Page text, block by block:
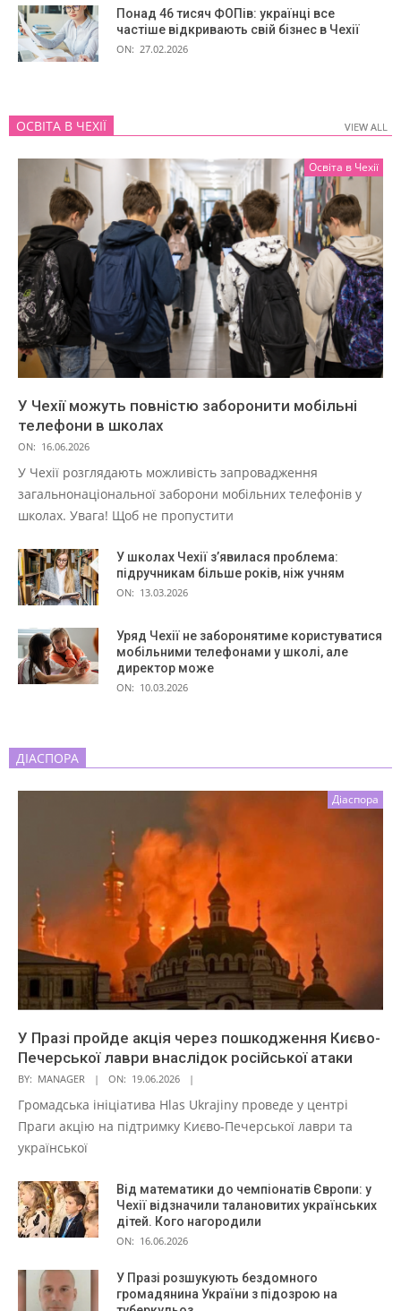
Понад 46 тисяч ФОПів: українці все
частіше відкривають свій бізнес в Чехії
ON: 27.02.2026
ОСВІТА В ЧЕХІЇ VIEW ALL
Освіта в Чехії
У Чехії можуть повністю заборонити мобільні
телефони в школах
ON: 16.06.2026
У Чехії розглядають можливість запровадження
загальнонаціональної заборони мобільних телефонів у
школах. Увага! Щоб не пропустити
У школах Чехії з’явилася проблема:
підручникам більше років, ніж учням
ON: 13.03.2026
Уряд Чехії не заборонятиме користуватися
мобільними телефонами у школі, але
директор може
ON: 10.03.2026
VIEW ALL
ДІАСПОРА
Діаспора
У Празі пройде акція через пошкодження Києво-
Печерської лаври внаслідок російської атаки
BY: MANAGER ON: 19.06.2026
Громадська ініціатива Hlas Ukrajiny проведе у центрі
Праги акцію на підтримку Києво-Печерської лаври та
української
Від математики до чемпіонатів Європи: у
Чехії відзначили талановитих українських
дітей. Кого нагородили
ON: 16.06.2026
У Празі розшукують бездомного
громадянина України з підозрою на